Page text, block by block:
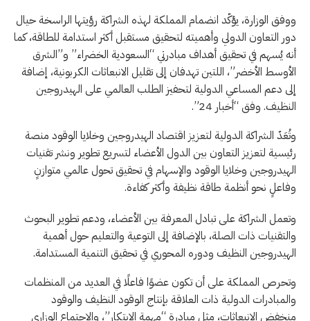
ووفق الوزارة، يؤكّد انضمام المملكة لهذه الشراكة رؤيتها الراسخة حيال
دور التعاون الدولي وأهميته لتحقيق مستقبل أكثر استدامة للطاقة، كما
أنه يُسهم في تحقيق أهداف مبادرتي “السعودية الخضراء” و”الشرق
الأوسط الأخضر”، اللتين تهدفان إلى تقليل الانبعاثات الكربونية، إضافة
إلى دعم المساعي الدولية لتحفيز الطلب العالمي على الهيدروجين
النظيف. وفق “أخبار 24”.
وتُعَدّ الشراكة الدولية لتعزيز اقتصاد الهيدروجين وخلايا الوقود منصة
رئيسية لتعزيز التعاون بين الدول الأعضاء لتسريع تطوير ونشر تقنيات
الهيدروجين وخلايا الوقود والإسهام في تحقيق تحول عالمي متوازنٍ
وفاعلٍ نحو أنظمة طاقة نظيفة وأكثر كفاءة.
وتعمل الشراكة على تبادل المعرفة بين الأعضاء، ودعم تطوير البحوث
والتقنيات ذات الصلة، بالإضافة إلى التوعية والتعليم حول أهمية
الهيدروجين النظيف ودوره المحوري في تحقيق التنمية المستدامة.
وتحرص المملكة على أن تكون عضوًا فاعلًا في العديد من المنظمات
والمبادرات الدولية ذات العلاقة بإنتاج الوقود النظيف والوقود
منخفض الانبعاثات، مثل مبادرة “مهمة الابتكار”، والاجتماع الوزاري